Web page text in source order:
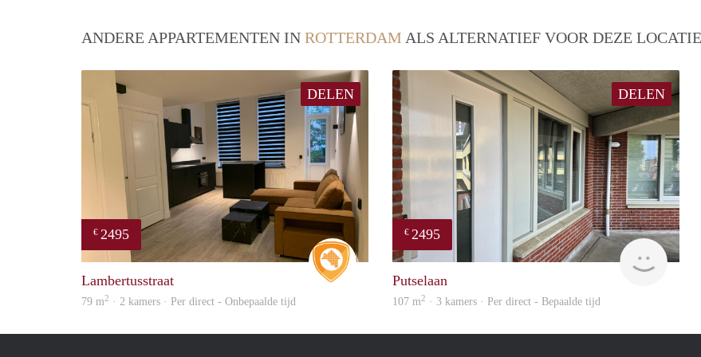
ANDERE APPARTEMENTEN IN ROTTERDAM ALS ALTERNATIEF VOOR DEZE LOCATIE
DELEN
€ 2495
Lambertusstraat
79 m2 · 2 kamers · Per direct - Onbepaalde tijd
DELEN
€ 2495
Putselaan
107 m2 · 3 kamers · Per direct - Bepaalde tijd